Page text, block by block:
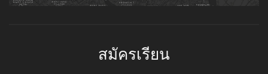
สมัครเรียน